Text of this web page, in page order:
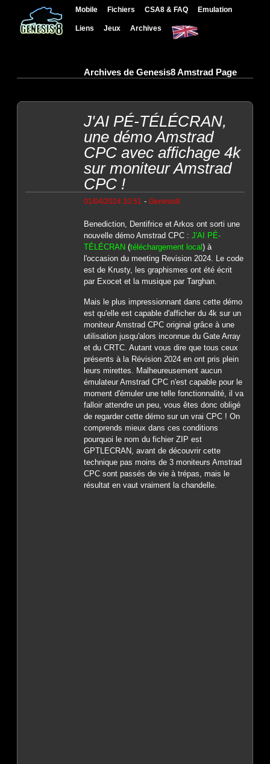
Mobile Fichiers CSA8 & FAQ Emulation
Liens Jeux Archives
Archives de Genesis8 Amstrad Page
J'AI PÉ-TÉLÉCRAN,
une démo Amstrad
CPC avec affichage 4k
sur moniteur Amstrad
CPC !
01/04/2024 10:51 - Genesis8
Benediction, Dentifrice et Arkos ont sorti une
nouvelle démo Amstrad CPC : J'AI PÉ-
TÉLÉCRAN (téléchargement local ) à
l'occasion du meeting Revision 2024. Le code
est de Krusty, les graphismes ont été écrit
par Exocet et la musique par Targhan.
Mais le plus impressionnant dans cette démo
est qu'elle est capable d'afficher du 4k sur un
moniteur Amstrad CPC original grâce à une
utilisation jusqu'alors inconnue du Gate Array
et du CRTC. Autant vous dire que tous ceux
présents à la Révision 2024 en ont pris plein
leurs mirettes. Malheureusement aucun
émulateur Amstrad CPC n'est capable pour le
moment d'émuler une telle fonctionnalité, il va
falloir attendre un peu, vous êtes donc obligé
de regarder cette démo sur un vrai CPC ! On
comprends mieux dans ces conditions
pourquoi le nom du fichier ZIP est
GPTLECRAN, avant de découvrir cette
technique pas moins de 3 moniteurs Amstrad
CPC sont passés de vie à trépas, mais le
résultat en vaut vraiment la chandelle.